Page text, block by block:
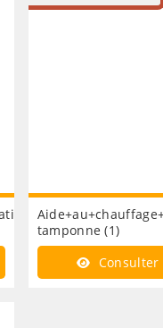
tamponne (1)
Consulter